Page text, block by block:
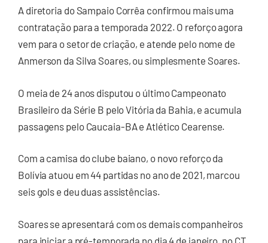
A diretoria do Sampaio Corrêa confirmou mais uma
contratação para a temporada 2022. O reforço agora
vem para o setor de criação, e atende pelo nome de
Anmerson da Silva Soares, ou simplesmente Soares.
O meia de 24 anos disputou o último Campeonato
Brasileiro da Série B pelo Vitória da Bahia, e acumula
passagens pelo Caucaia-BA e Atlético Cearense.
Com a camisa do clube baiano, o novo reforço da
Bolívia atuou em 44 partidas no ano de 2021, marcou
seis gols e deu duas assistências.
Soares se apresentará com os demais companheiros
para iniciar a pré-temporada no dia 4 de janeiro, no CT